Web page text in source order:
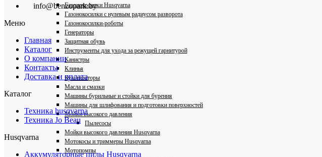
Газонокосилки Husqvarna
Газонокосилки с нулевым радиусом разворота
Газонокосилки-роботы
Генераторы
Защитная обувь
Инструменты для ухода за режущей гарнитурой
Канистры
Клинья
Культиваторы
Масла и смазки
Машины бурильные и стойки для бурения
Машины для шлифования и подготовки поверхностей
Мойки высокого давления
Пылесосы
Мойки высокого давления Husqvarna
Мотокосы и триммеры Husqvarna
Мотопомпы
info@benzopark.by
Меню
Главная
Каталог
О компании
Контакты
Доставка и оплата
Каталог
Техника husqvarna
Техника Jo Beau
Husqvarna
Аккумуляторные пилы Husqvarna